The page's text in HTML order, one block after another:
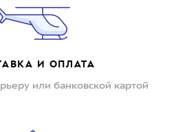
И ОПЛАТА
или банковской картой